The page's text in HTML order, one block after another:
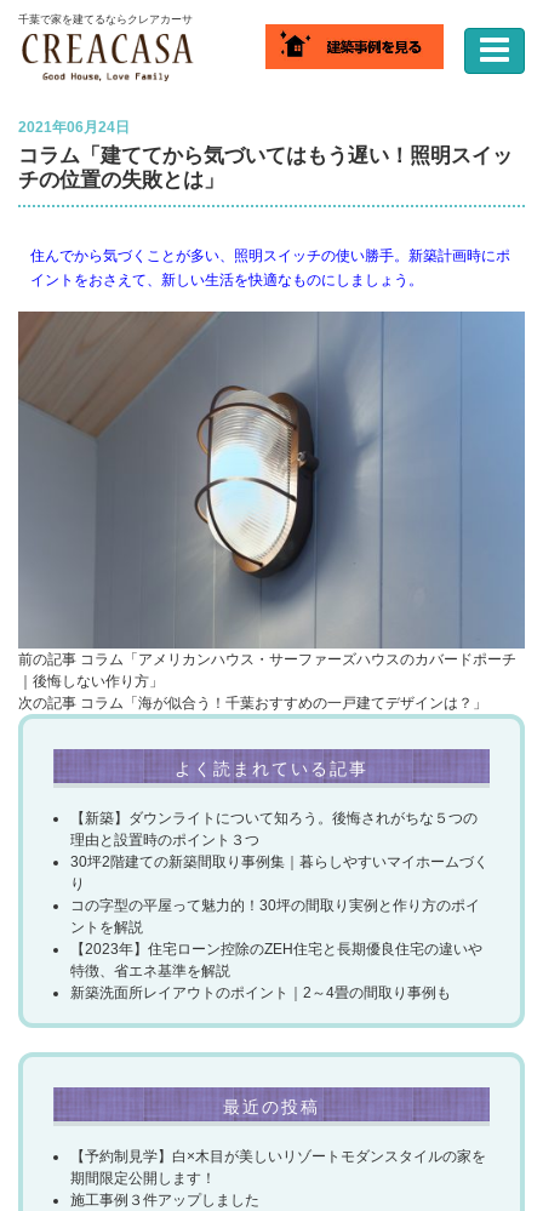
千葉で家を建てるならクレアカーサ
ホーム NEWS
コラム「建ててから気づいてはもう遅い！照明スイッチの位置
の失敗とは」
2021年06月24日
コラム「建ててから気づいてはもう遅い！照明スイッ
チの位置の失敗とは」
住んでから気づくことが多い、照明スイッチの使い勝手。新築計画時にポ
イントをおさえて、新しい生活を快適なものにしましょう。
前の記事 コラム「アメリカンハウス・サーファーズハウスのカバードポーチ
｜後悔しない作り方」
次の記事 コラム「海が似合う！千葉おすすめの一戸建てデザインは？」
よく読まれている記事
【新築】ダウンライトについて知ろう。後悔されがちな５つの
理由と設置時のポイント３つ
30坪2階建ての新築間取り事例集｜暮らしやすいマイホームづく
り
コの字型の平屋って魅力的！30坪の間取り実例と作り方のポイ
ントを解説​
【2023年】住宅ローン控除のZEH住宅と長期優良住宅の違いや
特徴、省エネ基準を解説
新築洗面所レイアウトのポイント｜2～4畳の間取り事例も
最近の投稿
【予約制見学】白×木目が美しいリゾートモダンスタイルの家を
期間限定公開します！
施工事例３件アップしました